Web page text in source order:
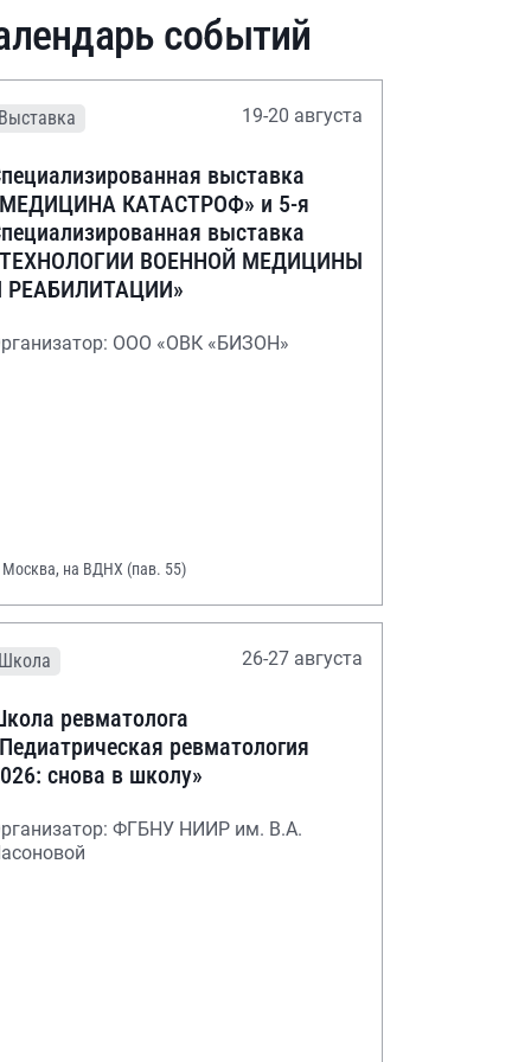
событий
Выставка 19-20 августа
выставка
КАТАСТРОФ» и 5-я
выставка
ВОЕННОЙ МЕДИЦИНЫ
РЕАБИЛИТАЦИИ»
ООО «ОВК «БИЗОН»
Москва, на ВДНХ (пав. 55)
Школа 26-27 августа
ревматолога
ревматология
снова в школу»
ФГБНУ НИИР им. В.А.